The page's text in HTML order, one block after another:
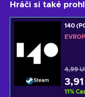
Hráči si také
Steam
140
4,99
11%